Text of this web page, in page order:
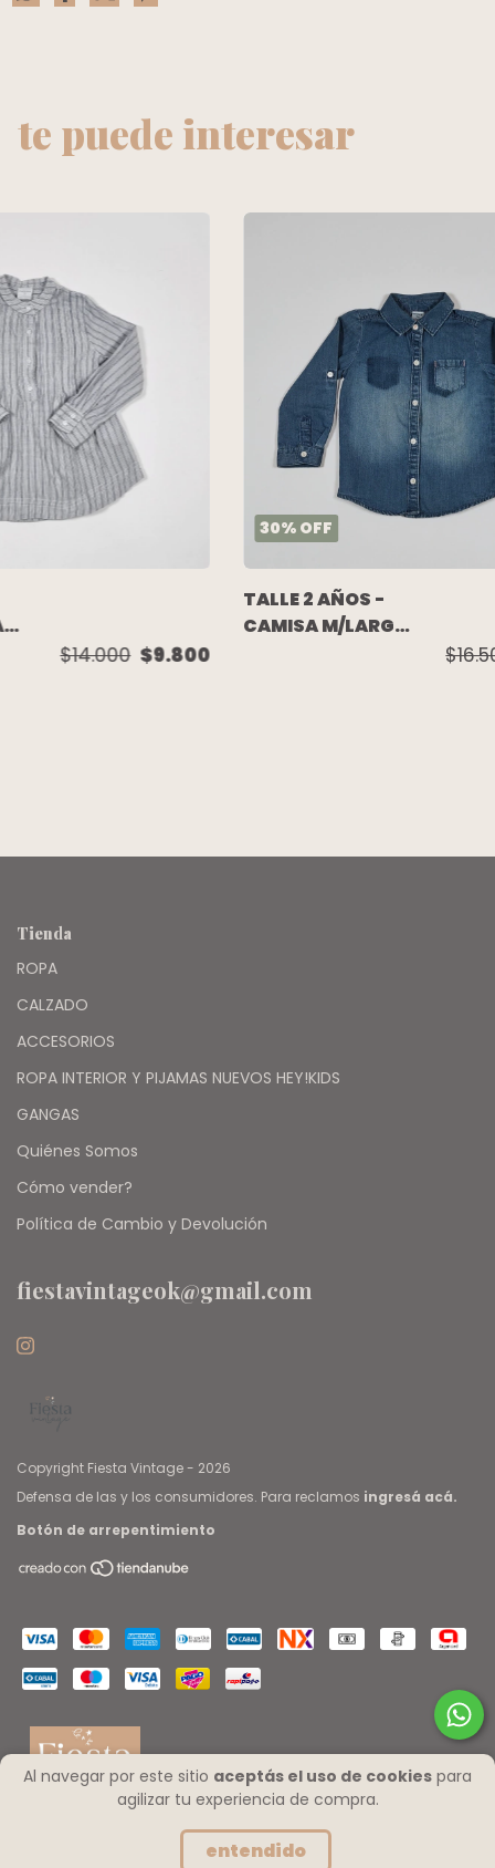
Al navegar por este sitio aceptás el uso de cookies para
agilizar tu experiencia de compra.
entendido
te puede interesar
$14.000 $9.800
30% OFF
TALLE 2 AÑOS -
CAMISA M/LARGA
Tienda
ROPA
CALZADO
ACCESORIOS
ROPA INTERIOR Y PIJAMAS NUEVOS HEY!KIDS
GANGAS
Quiénes Somos
Cómo vender?
Política de Cambio y Devolución
fiestavintageok@gmail.com
Copyright Fiesta Vintage - 2026
Defensa de las y los consumidores. Para reclamos ingresá acá.
Botón de arrepentimiento